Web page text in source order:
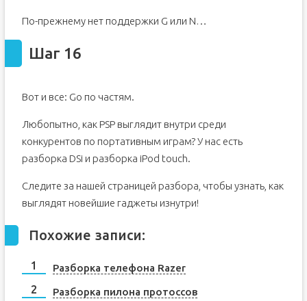
По-прежнему нет поддержки G или N…
Шаг 16
Вот и все: Go по частям.
Любопытно, как PSP выглядит внутри среди
конкурентов по портативным играм? У нас есть
разборка DSi и разборка iPod touch.
Следите за нашей страницей разбора, чтобы узнать, как
выглядят новейшие гаджеты изнутри!
Похожие записи:
Разборка телефона Razer
Разборка пилона протоссов